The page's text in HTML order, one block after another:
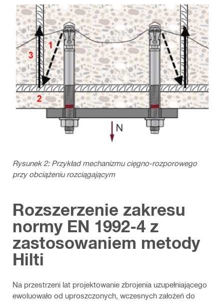
Rysunek 2: Przykład mechanizmu cięgno‑rozporowego
przy obciążeniu rozciągającym
Rozszerzenie zakresu
normy EN 1992‑4 z
zastosowaniem metody
Hilti
Na przestrzeni lat projektowanie zbrojenia uzupełniającego
ewoluowało od uproszczonych, wczesnych założeń do